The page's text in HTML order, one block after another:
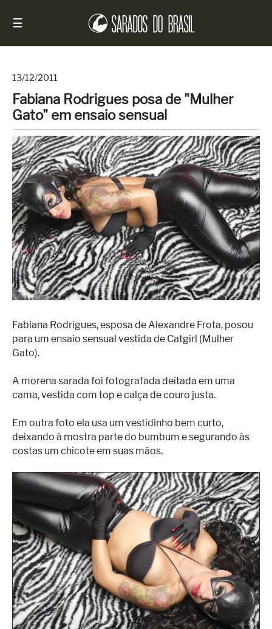
☰
Início
Notícias
Sarados
do
Brasil
Entrevistas
Antes
e
Depois
Superação
Fisiculturismo
Anabolizantes
Suplementação
Treino
Ensaios
Moda
Praia
Contato
13/12/2011
Fabiana Rodrigues posa de "Mulher
Gato" em ensaio sensual
Fabiana Rodrigues, esposa de Alexandre Frota, posou
para um ensaio sensual vestida de Catgirl (Mulher
Gato).
A morena sarada foi fotografada deitada em uma
cama, vestida com top e calça de couro justa.
Em outra foto ela usa um vestidinho bem curto,
deixando à mostra parte do bumbum e segurando às
costas um chicote em suas mãos.